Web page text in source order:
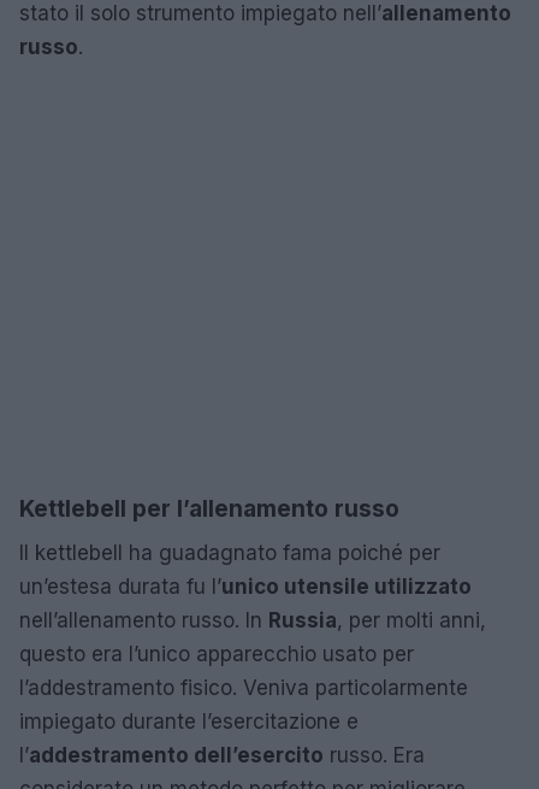
stato il solo strumento impiegato nell’allenamento
russo.
Kettlebell per l’allenamento russo
Il kettlebell ha guadagnato fama poiché per
un’estesa durata fu l’unico utensile utilizzato
nell’allenamento russo. In Russia, per molti anni,
questo era l’unico apparecchio usato per
l’addestramento fisico. Veniva particolarmente
impiegato durante l’esercitazione e
l’addestramento dell’esercito russo. Era